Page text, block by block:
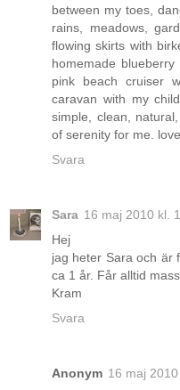
between my toes,
rains, meadows,
flowing skirts with
homemade
pink beach cruiser
caravan with my
simple, clean,
of serenity for me.
Svara
Sara 16 maj 2010 kl.
Hej
jag heter Sara och är
ca 1 år. Får alltid
Kram
Svara
Anonym 16 maj